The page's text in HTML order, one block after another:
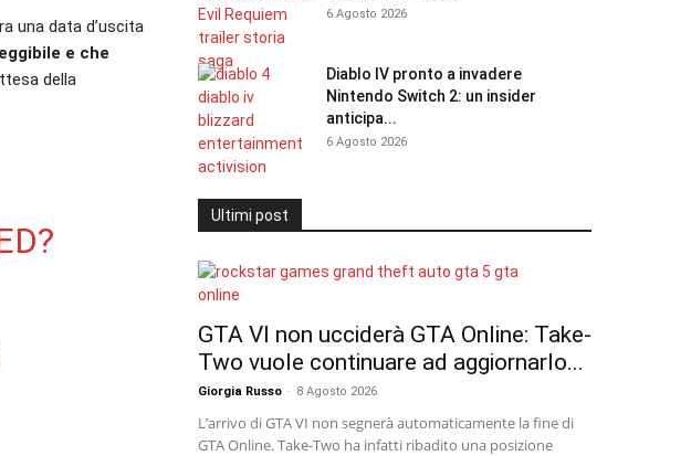
una data d’uscita
e che
della
6 Agosto 2026
Diablo IV pronto a invadere
Nintendo Switch 2: un insider
anticipa...
6 Agosto 2026
Ultimi post
GTA VI non ucciderà GTA Online: Take-
Two vuole continuare ad aggiornarlo...
Giorgia Russo - 8 Agosto 2026
L’arrivo di GTA VI non segnerà automaticamente la fine di
GTA Online. Take-Two ha infatti ribadito una posizione